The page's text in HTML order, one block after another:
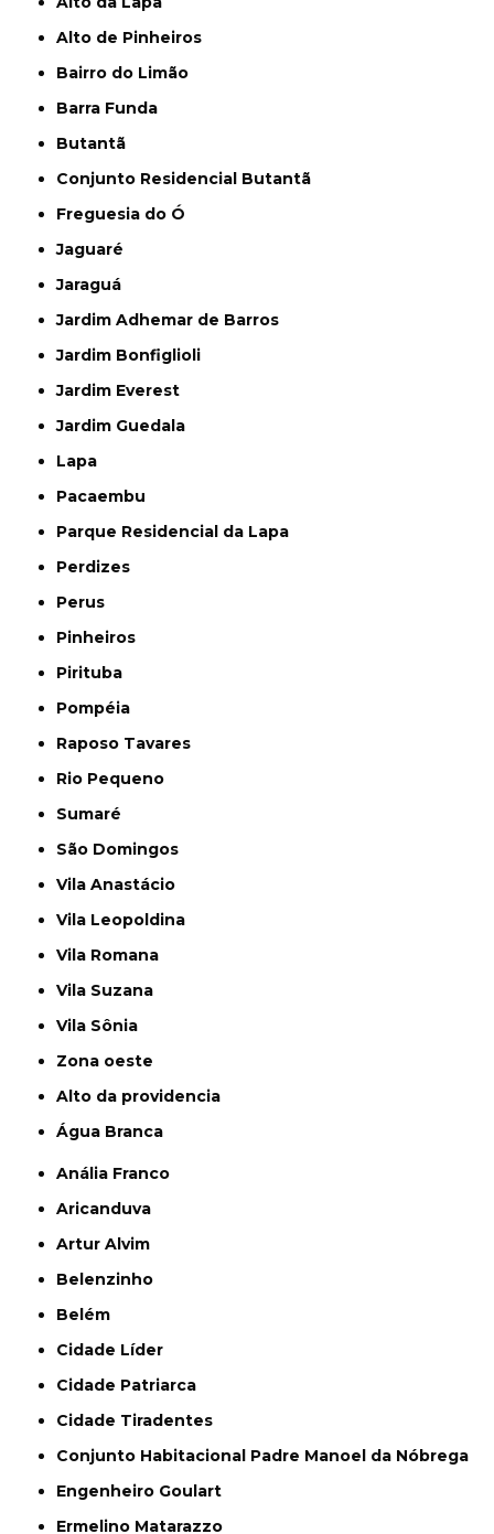
Alto de Pinheiros
Bairro do Limão
Barra Funda
Butantã
Conjunto Residencial Butantã
Freguesia do Ó
Jaguaré
Jaraguá
Jardim Adhemar de Barros
Jardim Bonfiglioli
Jardim Everest
Jardim Guedala
Lapa
Pacaembu
Parque Residencial da Lapa
Perdizes
Perus
Pinheiros
Pirituba
Pompéia
Raposo Tavares
Rio Pequeno
Sumaré
São Domingos
Vila Anastácio
Vila Leopoldina
Vila Romana
Vila Suzana
Vila Sônia
Zona oeste
alto da providencia
Água Branca
Anália Franco
Aricanduva
Artur Alvim
Belenzinho
Belém
Cidade Líder
Cidade Patriarca
Cidade Tiradentes
Conjunto Habitacional Padre Manoel da Nóbrega
Engenheiro Goulart
Ermelino Matarazzo